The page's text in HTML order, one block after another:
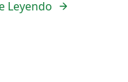
Leyendo